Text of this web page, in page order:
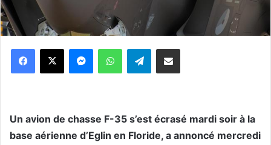
WhatsApp Telegram
Un avion de chasse F-35 s’est écrasé mardi soir à la
base aérienne d’Eglin en Floride, a annoncé mercredi